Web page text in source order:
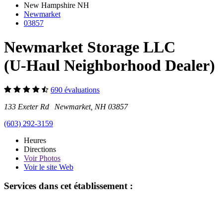
New Hampshire NH
Newmarket
03857
Newmarket Storage LLC
(U-Haul Neighborhood Dealer)
690 évaluations
133 Exeter Rd Newmarket, NH 03857
(603) 292-3159
Heures
Directions
VoirPhotos
Voir le site Web
Services dans cet établissement :